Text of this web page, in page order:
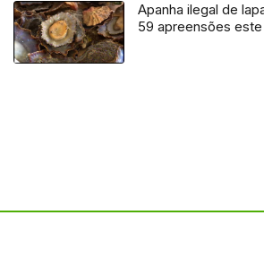
Apanha ilegal de
59 apreensões este